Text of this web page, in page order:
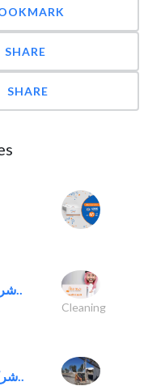
SHARE
SHARE
شركة تنظيف بالرياض..
Cleaning
شركة بقشان للمعدات..